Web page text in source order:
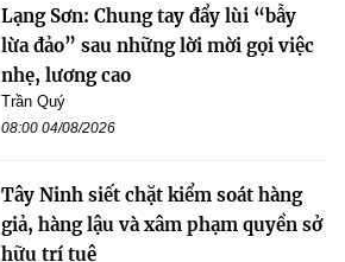
Lạng Sơn: Chung tay đẩy lùi “bẫy
lừa đảo” sau những lời mời gọi việc
nhẹ, lương cao
Trần Quý
08:00 04/08/2026
Tây Ninh siết chặt kiểm soát hàng
giả, hàng lậu và xâm phạm quyền sở
hữu trí tuệ